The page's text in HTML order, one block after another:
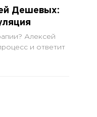
Дешевых:
Алексей
и ответит